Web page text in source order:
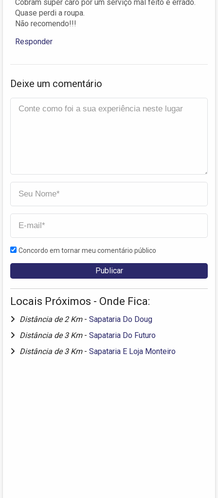
Cobram super caro por um serviço mal feito e errado.
Quase perdi a roupa.
Não recomendo!!!
Responder
Deixe um comentário
Concordo em tornar meu comentário público
Locais Próximos - Onde Fica:
Distância de 2 Km - Sapataria Do Doug
Distância de 3 Km - Sapataria Do Futuro
Distância de 3 Km - Sapataria E Loja Monteiro